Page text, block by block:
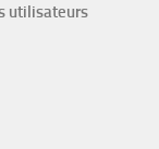
utilisateurs